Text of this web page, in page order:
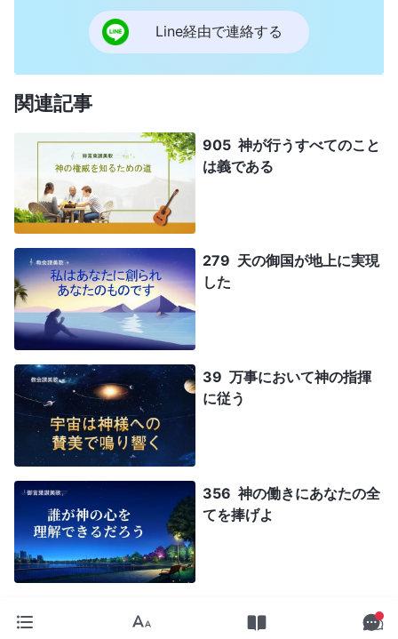
Line経由で連絡する
関連記事
905 神が行うすべてのこと
は義である
279 天の御国が地上に実現
した
39 万事において神の指揮
に従う
356 神の働きにあなたの全
てを捧げよ